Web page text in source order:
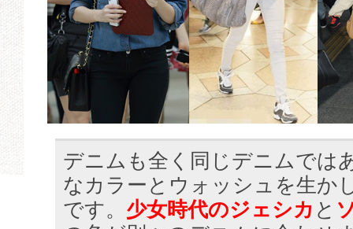
デニムも全く同じデニムでは
なカラーとウォッシュを生か
です。 少女時代のジェシカ と